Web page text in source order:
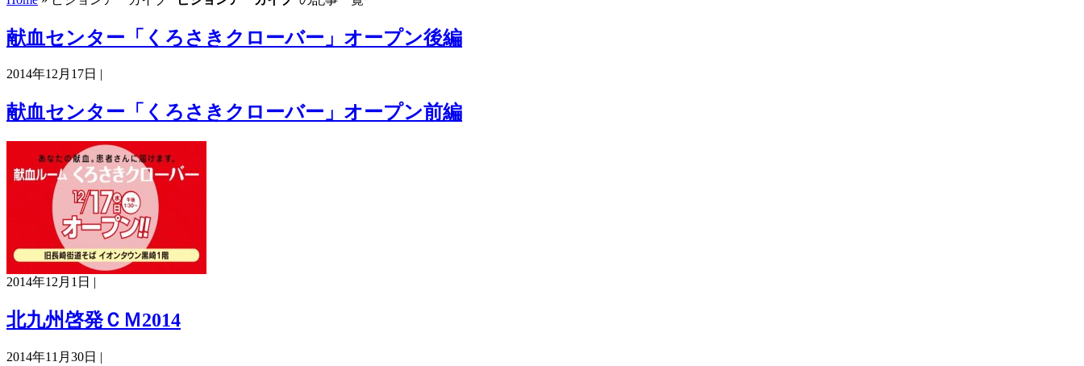
献血センター「くろさきクローバー」オープン後編
2014年12月17日 |
献血センター「くろさきクローバー」オープン前編
2014年12月1日 |
北九州啓発ＣＭ2014
2014年11月30日 |